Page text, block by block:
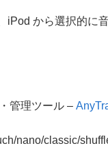
から選択的に
管理ツール –
nano/classic/